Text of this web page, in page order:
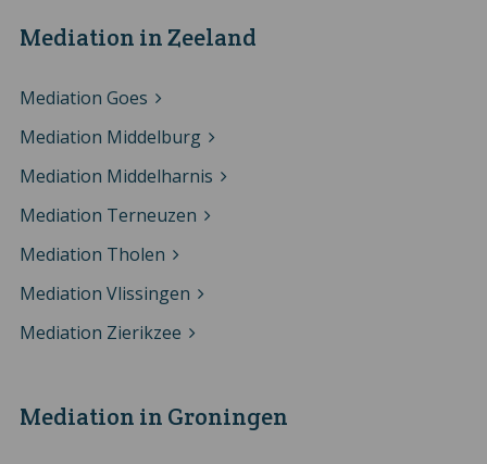
Mediation in Zeeland
Mediation Goes
Mediation Middelburg
Mediation Middelharnis
Mediation Terneuzen
Mediation Tholen
Mediation Vlissingen
Mediation Zierikzee
Mediation in Groningen